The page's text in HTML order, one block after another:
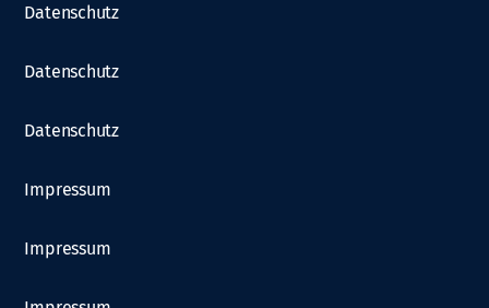
Datenschutz
Datenschutz
Datenschutz
Impressum
Impressum